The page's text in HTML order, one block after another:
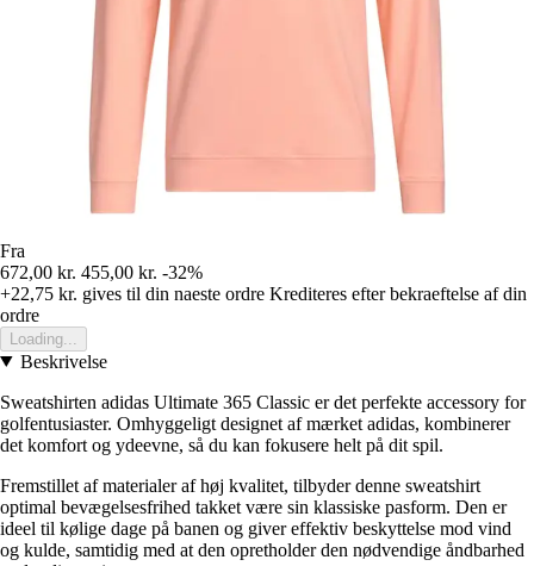
Fra
672,00 kr. 455,00 kr. -32%
+22,75 kr. gives til din naeste ordre Krediteres efter bekraeftelse af din
ordre
Loading...
Beskrivelse
Sweatshirten adidas Ultimate 365 Classic er det perfekte accessory for
golfentusiaster. Omhyggeligt designet af mærket adidas, kombinerer
det komfort og ydeevne, så du kan fokusere helt på dit spil.
Fremstillet af materialer af høj kvalitet, tilbyder denne sweatshirt
optimal bevægelsesfrihed takket være sin klassiske pasform. Den er
ideel til kølige dage på banen og giver effektiv beskyttelse mod vind
og kulde, samtidig med at den opretholder den nødvendige åndbarhed